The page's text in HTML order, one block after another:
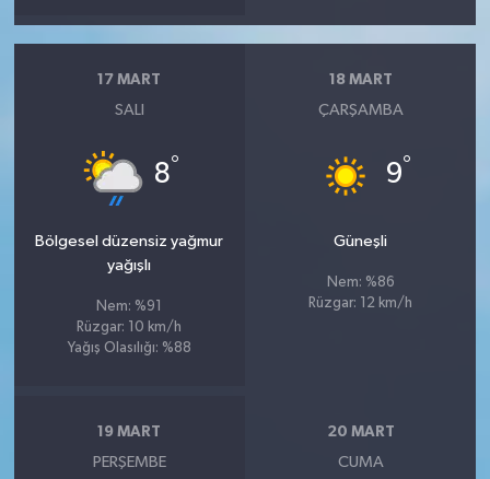
17 MART
SALI
8°
Bölgesel düzensiz yağmur
yağışlı
Nem: %91
Rüzgar: 10 km/h
Yağış Olasılığı: %88
18 MART
ÇARŞAMBA
9°
Güneşli
Nem: %86
Rüzgar: 12 km/h
19 MART
PERŞEMBE
20 MART
CUMA